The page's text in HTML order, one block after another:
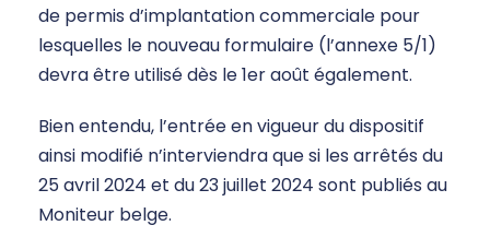
de permis d’implantation commerciale pour
lesquelles le nouveau formulaire (l’annexe 5/1)
devra être utilisé dès le 1er août également.
Bien entendu, l’entrée en vigueur du dispositif
ainsi modifié n’interviendra que si les arrêtés du
25 avril 2024 et du 23 juillet 2024 sont publiés au
Moniteur belge.